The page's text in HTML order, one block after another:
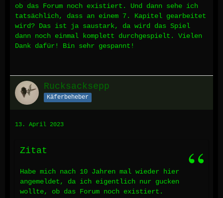
ob das Forum noch existiert. Und dann sehe ich
tatsächlich, dass an einem 7. Kapitel gearbeitet
wird? Das ist ja saustark, da wird das Spiel
dann noch einmal komplett durchgespielt. Vielen
Dank dafür! Bin sehr gespannt!
Rucksacksepp
Käferbeheber
13. April 2023
Zitat
Habe mich nach 10 Jahren mal wieder hier
angemeldet, da ich eigentlich nur gucken
wollte, ob das Forum noch existiert.